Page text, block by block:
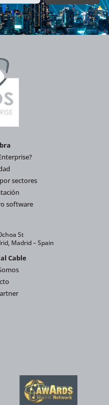
sectores
software
St
Madrid – Spain
Cable